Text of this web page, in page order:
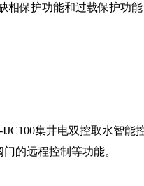
相保护功能和过载保护功能
集井电双控取水智能
的远程控制等功能。